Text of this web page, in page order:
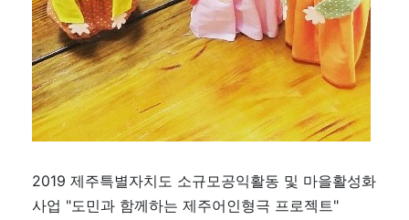
2019 제주특별자치도 소규모공익활동 및 마을활성화
사업 "도민과 함께하는 제주어인형극 프로젝트"